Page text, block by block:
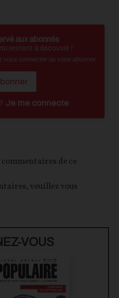
aux abonnés
restent à découvrir !
vous connecter ou vous abonner.
Je me connecte
commentaires de ce
veuillez vous
VOUS